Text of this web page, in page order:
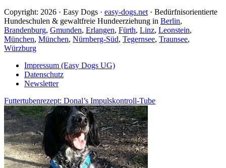
Copyright: 2026 · Easy Dogs · easy-dogs.net · Bedürfnisorientierte
Hundeschulen & gewaltfreie Hundeerziehung in Berlin,
Brandenburg, Gmunden, Erlangen, Fürth, Linz, Leonstein,
München, München, Nürnberg-Süd, Tegernsee, Traunsee,
Würzburg
Impressum (Easy Dogs UG)
Datenschutz
Newsletter
Futtertubenrezept: Donal’s Impulskontroll-Tube